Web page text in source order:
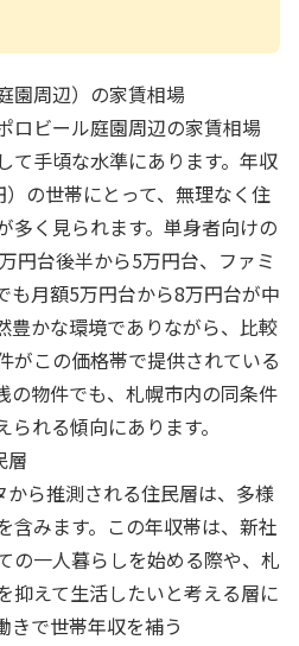
園周辺）の家賃相場
ロビール庭園周辺の家賃相場
て手頃な水準にあります。年収
の世帯にとって、無理なく住
多く見られます。単身者向けの
円台後半から5万円台、ファミ
も月額5万円台から8万円台が中
豊かな環境でありながら、比較
がこの価格帯で提供されている
の物件でも、札幌市内の同条件
れる傾向にあります。
層
ら推測される住民層は、多様
含みます。この年収帯は、新社
の一人暮らしを始める際や、札
抑えて生活したいと考える層に
きで世帯年収を補う